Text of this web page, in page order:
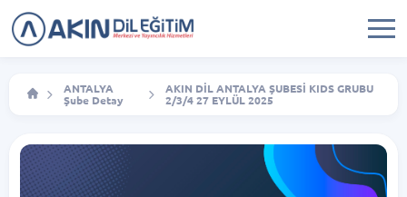
ANTALYA
Şube Detay
AKIN DİL ANTALYA ŞUBESİ KIDS GRUBU
2/3/4 27 EYLÜL 2025